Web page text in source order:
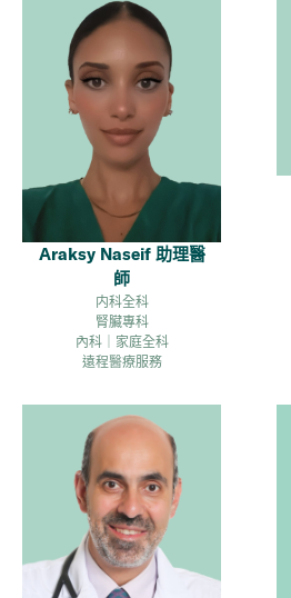
Araksy Naseif 助理醫
師
内科全科
腎臟專科
內科｜家庭全科
遠程醫療服務